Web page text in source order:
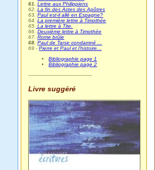
61.Lettre aux Philippiens
62.La fin des Actes des Apôtres
63.Paul est-il allé en Espagne?
64.La première lettre à Timothée
65. La lettre à Tite.
66.Deuxième lettre à Timothée
67.Rome brûle
68.Paul de Tarse condamné ...
69 -Pierre et Paul et l’histoire...
Bibliographie page 1
Bibliographie page 2
------------------------------------------
Livre suggéré